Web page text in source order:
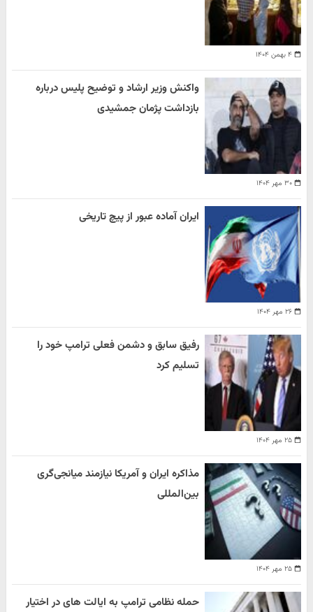
۴ بهمن ۱۴۰۴
۳۰ مهر ۱۴۰۴
واکنش وزیر ارشاد و توضیح پلیس درباره
بازداشت پژمان جمشیدی
۲۶ مهر ۱۴۰۴
ایران آماده عبور از پیچ تاریخی
۲۵ مهر ۱۴۰۴
رفیق سابق و دشمن فعلی ترامپ خود را
تسلیم کرد
۲۵ مهر ۱۴۰۴
مذاکره ایران و آمریکا نیازمند میانجی‌گری
بین‌المللی
حمله نظامی ترامپ به ایالت های در اختیار